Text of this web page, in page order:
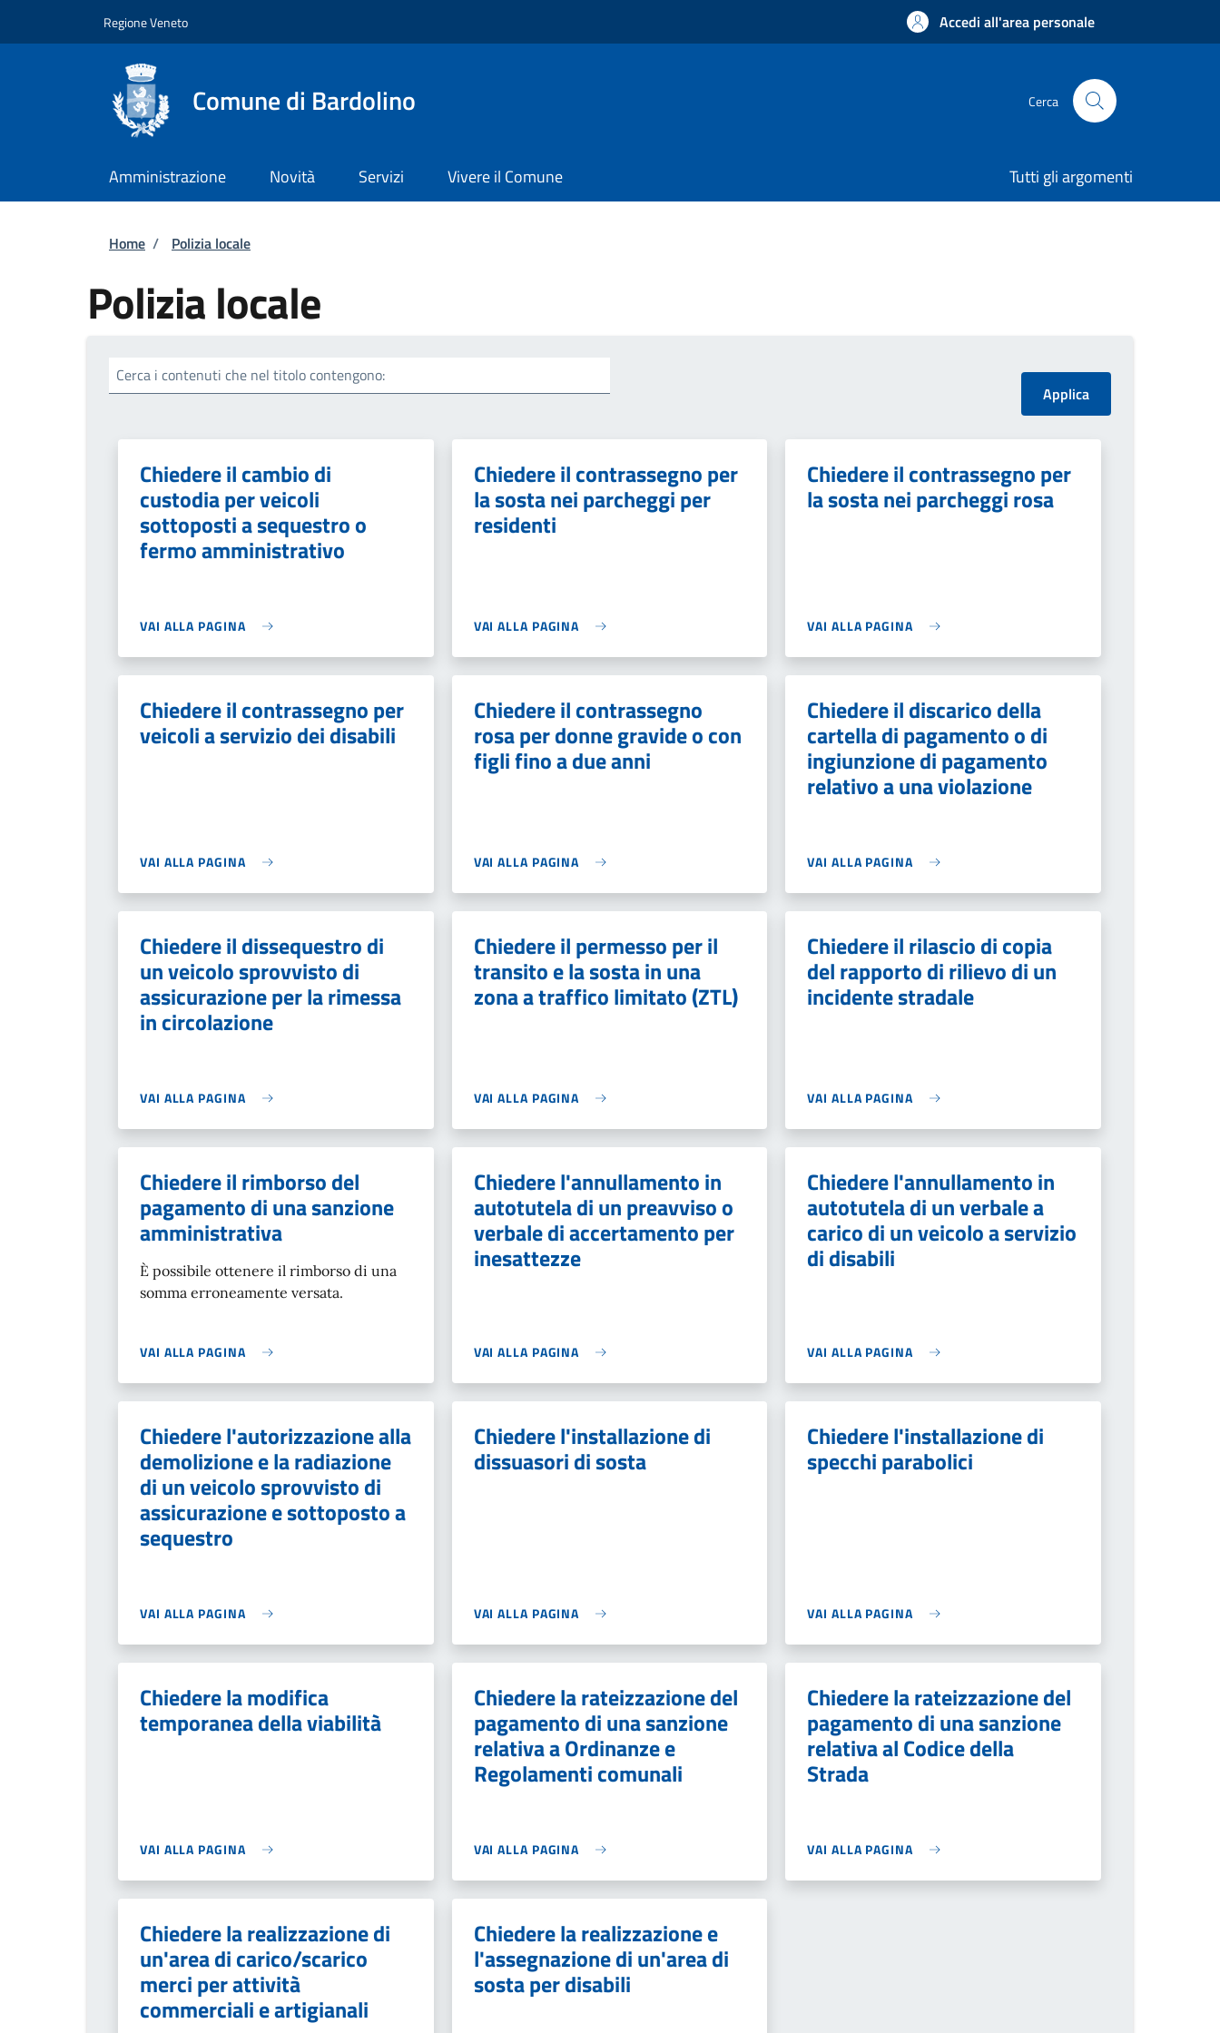
Regione Veneto Accedi all'area personale
Comune di Bardolino Cerca
Amministrazione Novità Servizi Vivere il Comune Tutti gli argomenti
Briciole di pane
Home / Polizia locale
Polizia locale
Cerca i contenuti che nel titolo contengono:
Chiedere il cambio di
custodia per veicoli
sottoposti a sequestro o
fermo amministrativo
VAI ALLA PAGINA
Chiedere il contrassegno per
la sosta nei parcheggi per
residenti
VAI ALLA PAGINA
Chiedere il contrassegno per
la sosta nei parcheggi rosa
VAI ALLA PAGINA
Chiedere il contrassegno per
veicoli a servizio dei disabili
VAI ALLA PAGINA
Chiedere il contrassegno
rosa per donne gravide o con
figli fino a due anni
VAI ALLA PAGINA
Chiedere il discarico della
cartella di pagamento o di
ingiunzione di pagamento
relativo a una violazione
VAI ALLA PAGINA
Chiedere il dissequestro di
un veicolo sprovvisto di
assicurazione per la rimessa
in circolazione
VAI ALLA PAGINA
Chiedere il permesso per il
transito e la sosta in una
zona a traffico limitato (ZTL)
VAI ALLA PAGINA
Chiedere il rilascio di copia
del rapporto di rilievo di un
incidente stradale
VAI ALLA PAGINA
Chiedere il rimborso del
pagamento di una sanzione
amministrativa
È possibile ottenere il rimborso di una
somma erroneamente versata.
VAI ALLA PAGINA
Chiedere l'annullamento in
autotutela di un preavviso o
verbale di accertamento per
inesattezze
VAI ALLA PAGINA
Chiedere l'annullamento in
autotutela di un verbale a
carico di un veicolo a servizio
di disabili
VAI ALLA PAGINA
Chiedere l'autorizzazione alla
demolizione e la radiazione
di un veicolo sprovvisto di
assicurazione e sottoposto a
sequestro
VAI ALLA PAGINA
Chiedere l'installazione di
dissuasori di sosta
VAI ALLA PAGINA
Chiedere l'installazione di
specchi parabolici
VAI ALLA PAGINA
Chiedere la modifica
temporanea della viabilità
VAI ALLA PAGINA
Chiedere la rateizzazione del
pagamento di una sanzione
relativa a Ordinanze e
Regolamenti comunali
VAI ALLA PAGINA
Chiedere la rateizzazione del
pagamento di una sanzione
relativa al Codice della
Strada
VAI ALLA PAGINA
Chiedere la realizzazione di
un'area di carico/scarico
merci per attività
commerciali e artigianali
Chiedere la realizzazione e
l'assegnazione di un'area di
sosta per disabili